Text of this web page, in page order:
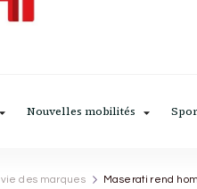
Nouvelles mobilités
vie des marques Maserati rend